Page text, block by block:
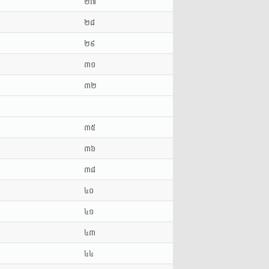
២៨
២៩
៣១
៣២
៣៥
៣៦
៣៨
៤០
៤១
៤៣
៤៤